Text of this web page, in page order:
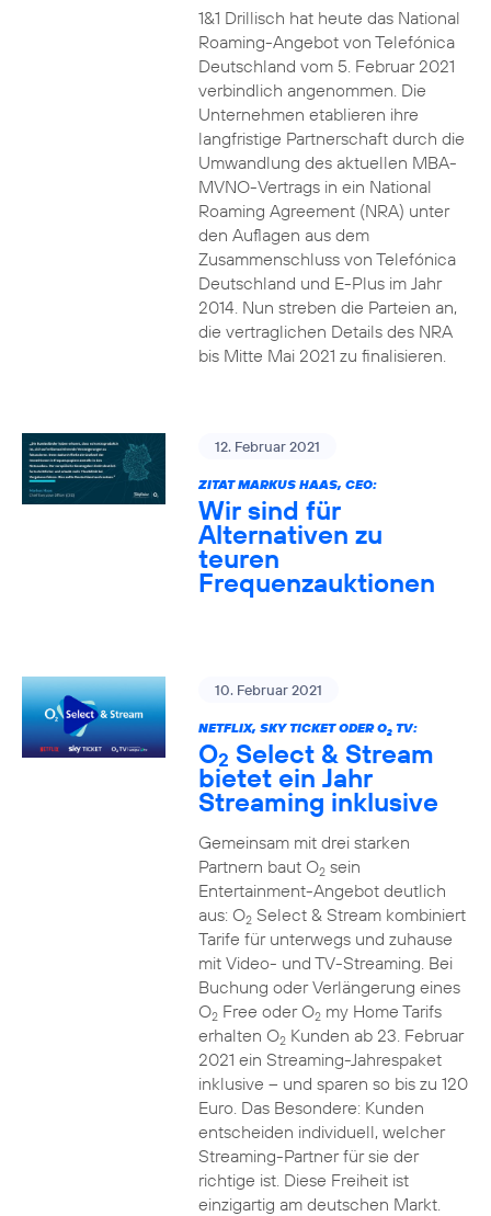
1&1 Drillisch hat heute das National
Roaming-Angebot von Telefónica
Deutschland vom 5. Februar 2021
verbindlich angenommen. Die
Unternehmen etablieren ihre
langfristige Partnerschaft durch die
Umwandlung des aktuellen MBA-
MVNO-Vertrags in ein National
Roaming Agreement (NRA) unter
den Auflagen aus dem
Zusammenschluss von Telefónica
Deutschland und E-Plus im Jahr
2014. Nun streben die Parteien an,
die vertraglichen Details des NRA
bis Mitte Mai 2021 zu finalisieren.
12. Februar 2021
ZITAT MARKUS HAAS, CEO:
Wir sind für
Alternativen zu
teuren
Frequenzauktionen
10. Februar 2021
NETFLIX, SKY TICKET ODER O2TV:
O2 Select & Stream
bietet ein Jahr
Streaming inklusive
Gemeinsam mit drei starken
Partnern baut O2sein
Entertainment-Angebot deutlich
aus: O2Select & Stream kombiniert
Tarife für unterwegs und zuhause
mit Video- und TV-Streaming. Bei
Buchung oder Verlängerung eines
O2Free oder O2my Home Tarifs
erhalten O2Kunden ab 23. Februar
2021 ein Streaming-Jahrespaket
inklusive – und sparen so bis zu 120
Euro. Das Besondere: Kunden
entscheiden individuell, welcher
Streaming-Partner für sie der
richtige ist. Diese Freiheit ist
einzigartig am deutschen Markt.